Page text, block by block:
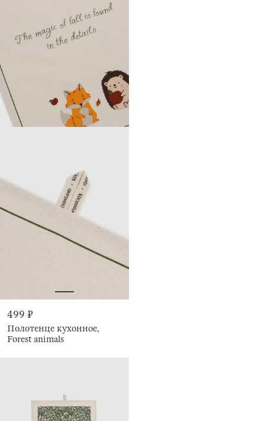
499 ₽
Полотенце кухонное,
Forest animals